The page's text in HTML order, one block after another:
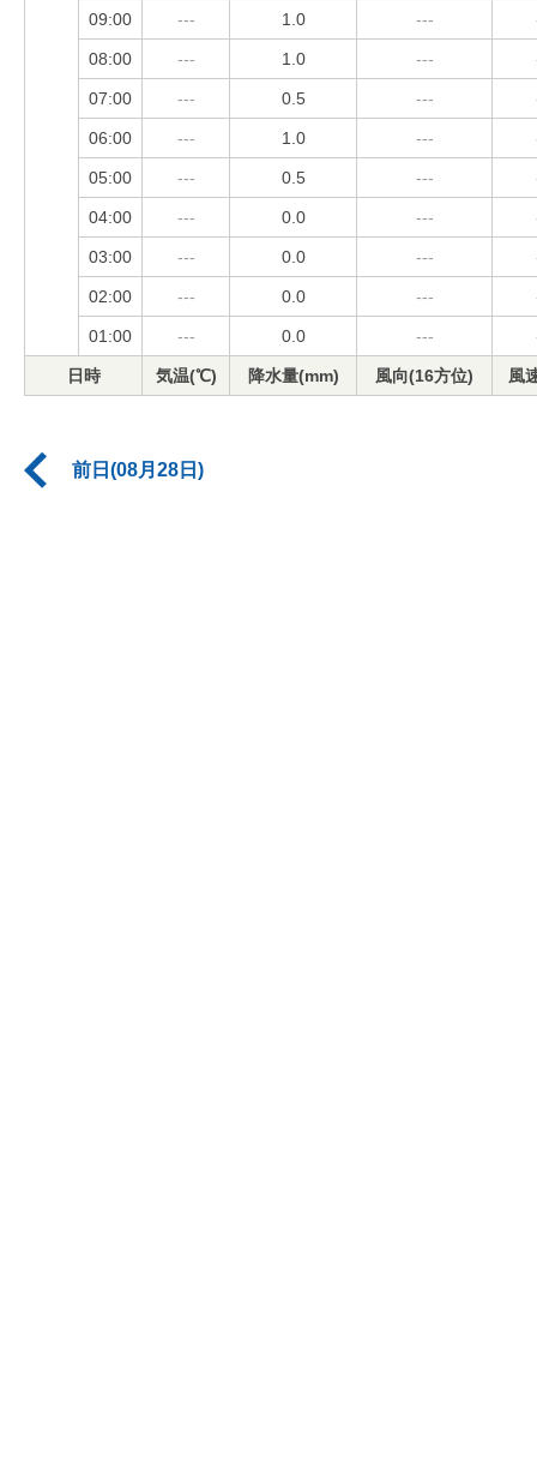
09:00 --- 1.0 ---
08:00 --- 1.0 ---
07:00 --- 0.5 ---
06:00 --- 1.0 ---
05:00 --- 0.5 ---
04:00 --- 0.0 ---
03:00 --- 0.0 ---
02:00 --- 0.0 ---
01:00 --- 0.0 ---
日時 気温(℃) 降水量(mm) 風向(16方位) 風
前日(08月28日)